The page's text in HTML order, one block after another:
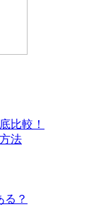
比較！
法
る？